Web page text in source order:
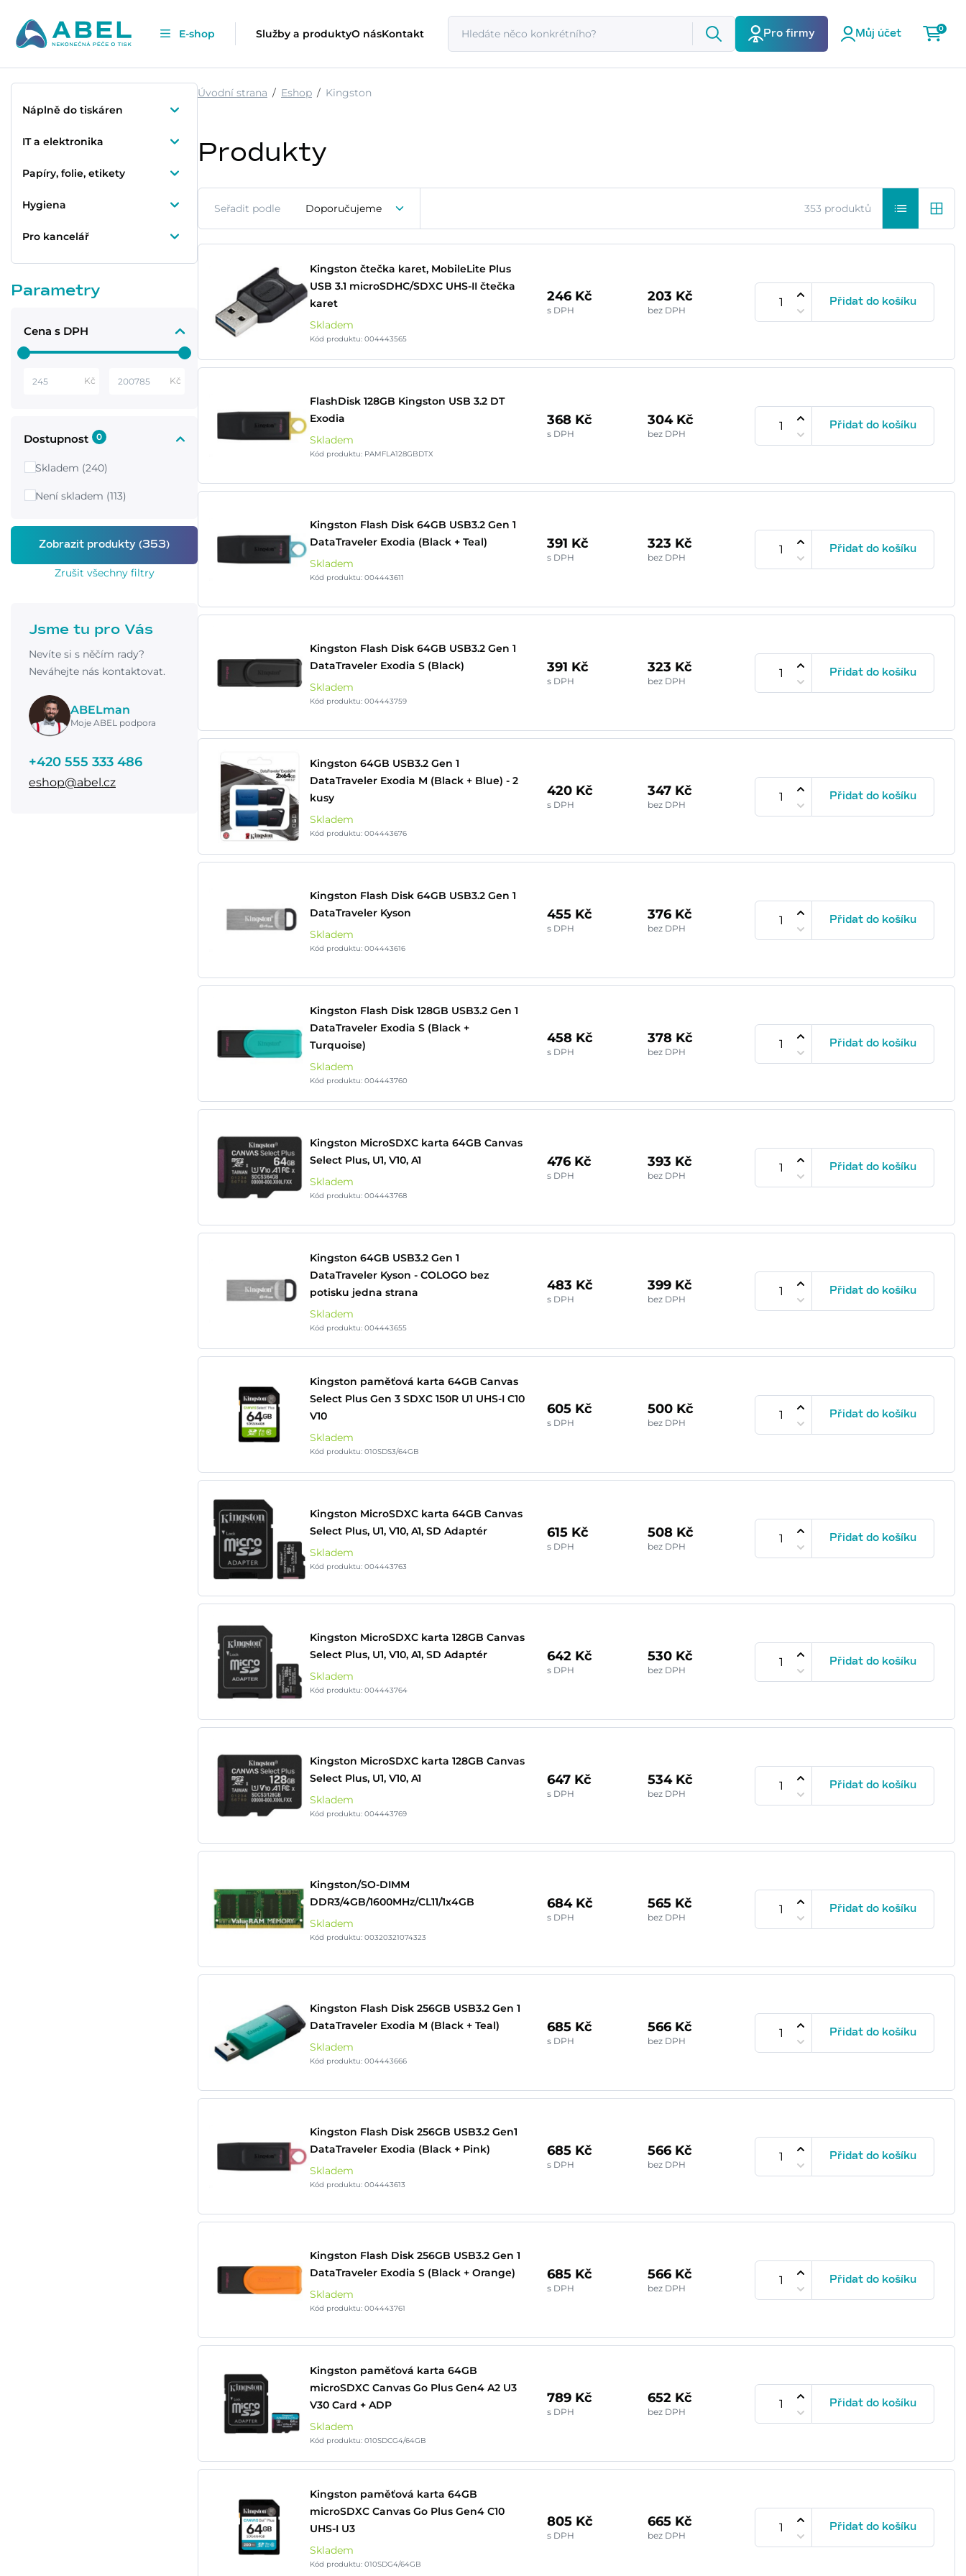
E-shop Služby a produktyO násKontakt Pro firmy Můj účet
0
Náplně do tiskáren
IT a elektronika
Papíry, folie, etikety
Hygiena
Pro kancelář
Parametry
Cena s DPH
Kč Kč
Dostupnost 0
Skladem (240)
Není skladem (113)
Zrušit všechny filtry
Jsme tu pro Vás
Nevíte si s něčím rady?
Neváhejte nás kontaktovat.
ABELman
Moje ABEL podpora
+420 555 333 486
eshop@abel.cz
Úvodní strana Eshop Kingston
Produkty
Seřadit podle Doporučujeme 353 produktů
Kingston čtečka karet, MobileLite Plus
USB 3.1 microSDHC/SDXC UHS-II čtečka
karet
Skladem
Kód produktu: 004443565
246 Kč
s DPH
203 Kč
bez DPH
Přidat do košíku
FlashDisk 128GB Kingston USB 3.2 DT
Exodia
Skladem
Kód produktu: PAMFLA128GBDTX
368 Kč
s DPH
304 Kč
bez DPH
Přidat do košíku
Kingston Flash Disk 64GB USB3.2 Gen 1
DataTraveler Exodia (Black + Teal)
Skladem
Kód produktu: 004443611
391 Kč
s DPH
323 Kč
bez DPH
Přidat do košíku
Kingston Flash Disk 64GB USB3.2 Gen 1
DataTraveler Exodia S (Black)
Skladem
Kód produktu: 004443759
391 Kč
s DPH
323 Kč
bez DPH
Přidat do košíku
Kingston 64GB USB3.2 Gen 1
DataTraveler Exodia M (Black + Blue) - 2
kusy
Skladem
Kód produktu: 004443676
420 Kč
s DPH
347 Kč
bez DPH
Přidat do košíku
Kingston Flash Disk 64GB USB3.2 Gen 1
DataTraveler Kyson
Skladem
Kód produktu: 004443616
455 Kč
s DPH
376 Kč
bez DPH
Přidat do košíku
Kingston Flash Disk 128GB USB3.2 Gen 1
DataTraveler Exodia S (Black +
Turquoise)
Skladem
Kód produktu: 004443760
458 Kč
s DPH
378 Kč
bez DPH
Přidat do košíku
Kingston MicroSDXC karta 64GB Canvas
Select Plus, U1, V10, A1
Skladem
Kód produktu: 004443768
476 Kč
s DPH
393 Kč
bez DPH
Přidat do košíku
Kingston 64GB USB3.2 Gen 1
DataTraveler Kyson - COLOGO bez
potisku jedna strana
Skladem
Kód produktu: 004443655
483 Kč
s DPH
399 Kč
bez DPH
Přidat do košíku
Kingston paměťová karta 64GB Canvas
Select Plus Gen 3 SDXC 150R U1 UHS-I C10
V10
Skladem
Kód produktu: 010SDS3/64GB
605 Kč
s DPH
500 Kč
bez DPH
Přidat do košíku
Kingston MicroSDXC karta 64GB Canvas
Select Plus, U1, V10, A1, SD Adaptér
Skladem
Kód produktu: 004443763
615 Kč
s DPH
508 Kč
bez DPH
Přidat do košíku
Kingston MicroSDXC karta 128GB Canvas
Select Plus, U1, V10, A1, SD Adaptér
Skladem
Kód produktu: 004443764
642 Kč
s DPH
530 Kč
bez DPH
Přidat do košíku
Kingston MicroSDXC karta 128GB Canvas
Select Plus, U1, V10, A1
Skladem
Kód produktu: 004443769
647 Kč
s DPH
534 Kč
bez DPH
Přidat do košíku
Kingston/SO-DIMM
DDR3/4GB/1600MHz/CL11/1x4GB
Skladem
Kód produktu: 00320321074323
684 Kč
s DPH
565 Kč
bez DPH
Přidat do košíku
Kingston Flash Disk 256GB USB3.2 Gen 1
DataTraveler Exodia M (Black + Teal)
Skladem
Kód produktu: 004443666
685 Kč
s DPH
566 Kč
bez DPH
Přidat do košíku
Kingston Flash Disk 256GB USB3.2 Gen1
DataTraveler Exodia (Black + Pink)
Skladem
Kód produktu: 004443613
685 Kč
s DPH
566 Kč
bez DPH
Přidat do košíku
Kingston Flash Disk 256GB USB3.2 Gen 1
DataTraveler Exodia S (Black + Orange)
Skladem
Kód produktu: 004443761
685 Kč
s DPH
566 Kč
bez DPH
Přidat do košíku
Kingston paměťová karta 64GB
microSDXC Canvas Go Plus Gen4 A2 U3
V30 Card + ADP
Skladem
Kód produktu: 010SDCG4/64GB
789 Kč
s DPH
652 Kč
bez DPH
Přidat do košíku
Kingston paměťová karta 64GB
microSDXC Canvas Go Plus Gen4 C10
UHS-I U3
Skladem
Kód produktu: 010SDG4/64GB
805 Kč
s DPH
665 Kč
bez DPH
Přidat do košíku